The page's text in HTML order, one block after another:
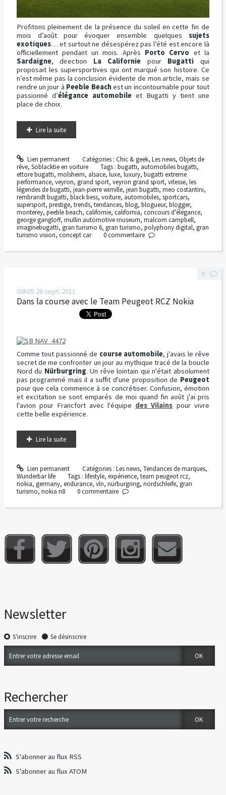
Profitons pleinement de la présence du soleil en cette fin de
mois d’août pour évoquer ensemble quelques sujets
exotiques… et surtout ne désespérez pas l’été est encore là
officiellement pendant un mois. Après Porto Cervo et la
Sardaigne, direction La Californie pour Bugatti qui
proposait les supersportives qui ont marqué son histoire. Ce
n’est même pas la conclusion évidente de mon article, mais se
rendre un jour à Peeble Beachest un incontournable pour tout
passionné d’élégance automobileet Bugatti y tient une
place de choix.
Lire la suite
Lien permanent Catégories : Chic & geek, Les news, Objets de
rêve, Soblacktie en voiture Tags :bugatti, automobiles bugatti,
ettore bugatti, molsheim, alsace, luxe, luxury, bugatti extreme
performance, veyron, grand sport, veyron grand sport, vitesse, les
légendes de bugatti, jean-pierre wimille, jean bugatti, meo costantini,
rembrandt bugatti, black bess, voiture, automobiles, sportcars,
supersport, prestige, trends, tendances, blog, blogueur, blogger,
monterey, peeble beach, californie, california, concours d'élégance,
george gangloff, mullin automotive museum, malcom campbell,
imaginebugatti, gran turismo 6, gran turismo, polyphony digital, gran
turismo vision, concept car 0commentaire
00h05 28 sept. 2011
Dans la course avec le Team Peugeot RCZ Nokia
Comme tout passionné de course automobile, j'avais le rêve
secret de me confronter un jour au mythique tracé de la boucle
Nord du Nürburgring. Un rêve lointain qui n'était absolument
pas programmé mais il a suffit d'une proposition de Peugeot
pour que cela commence à se concrétiser. Confusion, émotion
et excitation se sont emparés de moi quand fin août j'ai pris
l'avion pour Francfort avec l'équipe des Vilains pour vivre
cette belle expérience.
Lire la suite
Lien permanent Catégories : Les news, Tendances de marques,
Wunderbar life
Tags :lifestyle,expérience,team peugeot rcz,
nokia, germany, endurance, vln, nürburgring, nordschleife, gran
turismo, nokia n8
0
0commentaire
Newsletter
S'inscrire Se désinscrire
Rechercher
S'abonner au flux RSS
S'abonner au flux ATOM